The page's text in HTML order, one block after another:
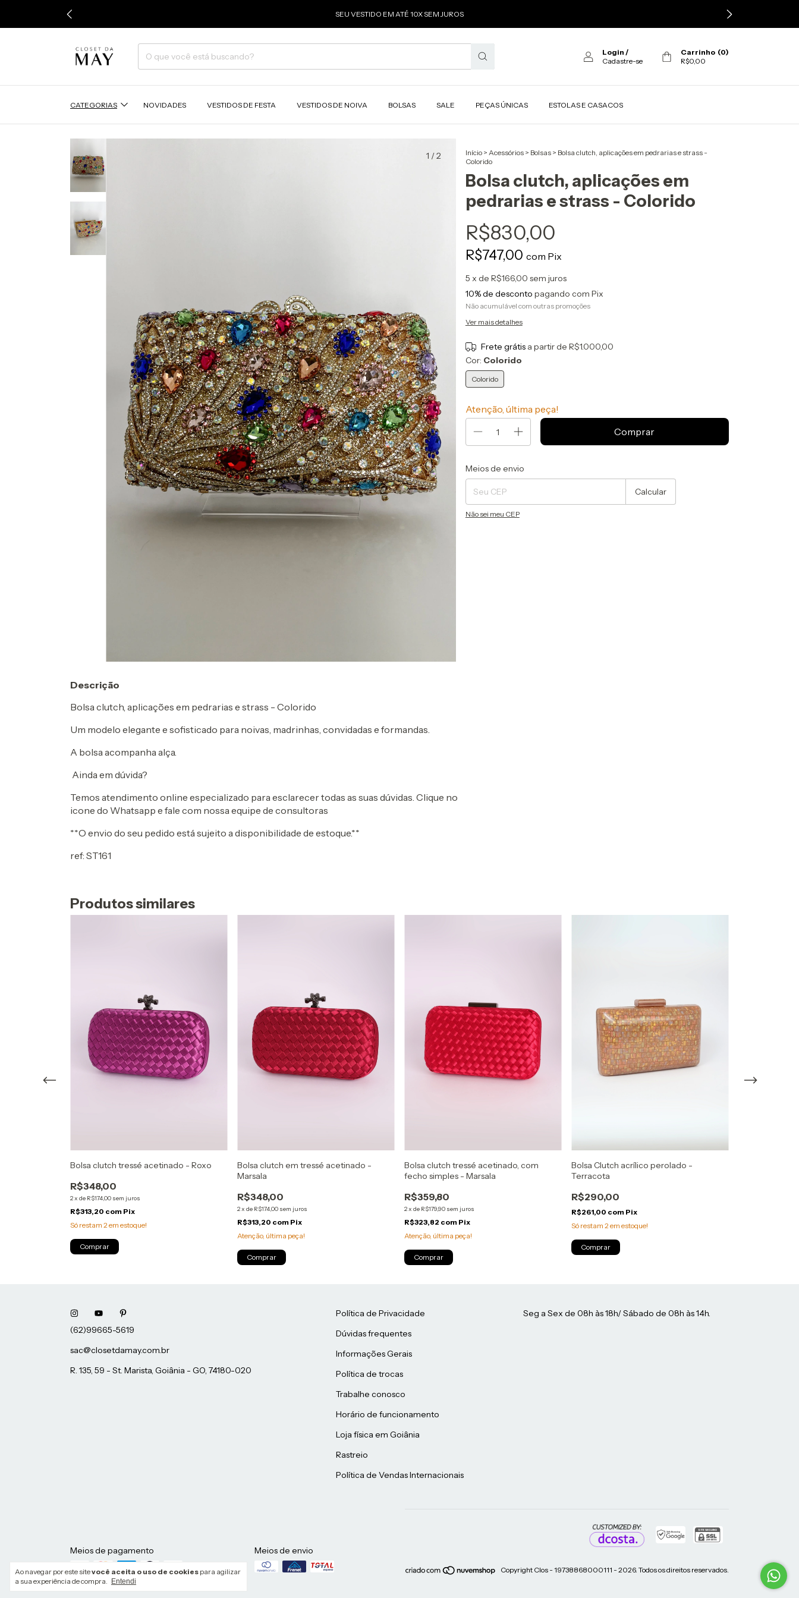
SEU VESTIDO EM ATÉ 10X SEM JUROS
Login /
Cadastre-se
Carrinho (0)
R$0,00
CATEGORIAS NOVIDADES VESTIDOS DE FESTA VESTIDOS DE NOIVA BOLSAS SALE PEÇAS ÚNICAS ESTOLAS E CASACOS
Ao navegar por este sitevocê aceita o uso de cookies para agilizar
a sua experiência de compra.
Entendi
1 /2 Início > Acessórios > Bolsas > Bolsa clutch, aplicações em pedrarias e strass -
Colorido
Bolsa clutch, aplicações em
pedrarias e strass - Colorido
R$830,00
R$747,00 com Pix
5 x de R$166,00 sem juros
10% de desconto pagando com Pix
Não acumulável com outras promoções
Ver mais detalhes
Frete grátis a partir deR$1.000,00
Cor: Colorido
Colorido
Atenção, última peça!
Entregas para o CEP:
Meios de envio
Calcular
Não sei meu CEP
Descrição
Bolsa clutch, aplicações em pedrarias e strass - Colorido
Um modelo elegante e sofisticado para noivas, madrinhas, convidadas e formandas.
A bolsa acompanha alça.
Ainda em dúvida?
Temos atendimento online especializado para esclarecer todas as suas dúvidas. Clique no
icone do Whatsapp e fale com nossa equipe de consultoras
**O envio do seu pedido está sujeito a disponibilidade de estoque.**
ref: ST161
Produtos similares
Bolsa clutch tressé acetinado - Roxo
R$348,00
2x de R$174,00 sem juros
R$313,20 com Pix
Só restam 2em estoque!
Comprar
Bolsa clutch em tressé acetinado -
Marsala
R$348,00
2x de R$174,00 sem juros
R$313,20 com Pix
Atenção, última peça!
Comprar
Bolsa clutch tressé acetinado, com
fecho simples - Marsala
R$359,80
2x de R$179,90 sem juros
R$323,82 com Pix
Atenção, última peça!
Comprar
Bolsa Clutch acrílico perolado -
Terracota
R$290,00
R$261,00 com Pix
Só restam 2em estoque!
Comprar
sac@closetdamay.com.br
R. 135, 59 - St. Marista, Goiânia - GO, 74180-020
Política de Privacidade
Dúvidas frequentes
Informações Gerais
Política de trocas
Trabalhe conosco
Horário de funcionamento
Loja física em Goiânia
Rastreio
Política de Vendas Internacionais
Seg a Sex de 08h às 18h/ Sábado de 08h às 14h.
Meios de pagamento Meios de envio
Copyright Clos - 19738868000111 - 2026. Todos os direitos reservados.